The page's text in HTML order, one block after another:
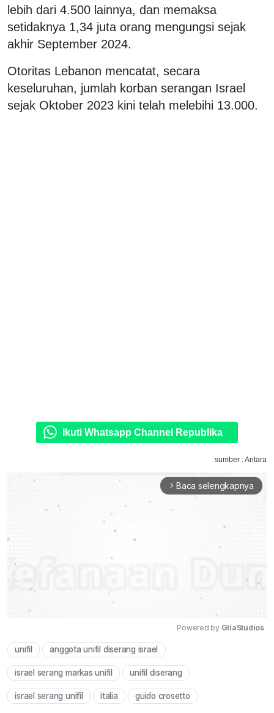
lebih dari 4.500 lainnya, dan memaksa
setidaknya 1,34 juta orang mengungsi sejak
akhir September 2024.
Otoritas Lebanon mencatat, secara
keseluruhan, jumlah korban serangan Israel
sejak Oktober 2023 kini telah melebihi 13.000.
Ikuti Whatsapp Channel Republika
sumber : Antara
arrow_forward_ios Baca selengkapnya
Powered by GliaStudios
unifil anggota unifil diserang israel
israel serang markas unifil unifil diserang
israel serang unifil italia guido crosetto